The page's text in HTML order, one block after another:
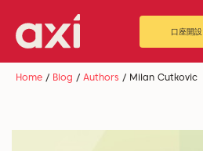
口座開設
Home / Blog / Authors / Milan Cutkovic